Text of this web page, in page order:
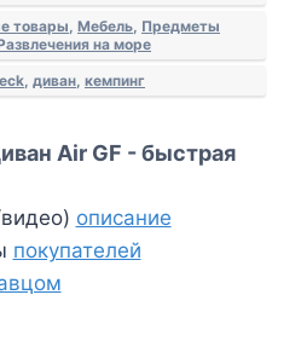
товары, Мебель, Предметы
на море
, диван, кемпинг
Air GF - быстрая
описание
покупателей